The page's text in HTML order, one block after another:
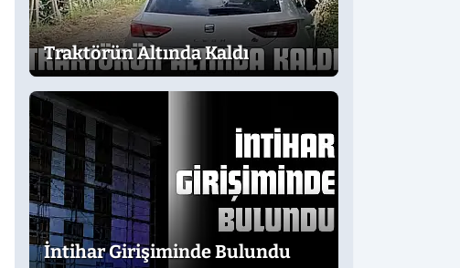
Traktörün Altında Kaldı
İntihar Girişiminde Bulundu